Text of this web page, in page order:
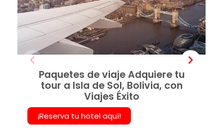
Paquetes de viaje Adquiere tu
tour a Isla de Sol, Bolivia, con
Viajes Éxito
¡Reserva tu hotel aquí!